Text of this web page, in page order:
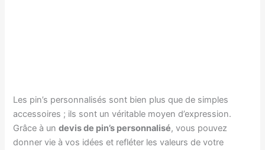
Les pin’s personnalisés sont bien plus que de simples
accessoires ; ils sont un véritable moyen d’expression.
Grâce à undevis de pin’s personnalisé, vous pouvez
donner vie à vos idées et refléter les valeurs de votre